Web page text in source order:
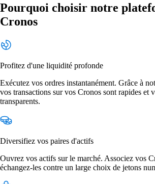
Pourquoi choisir notre
Cronos
Profitez d'une liquidité profonde
Exécutez vos ordres instantanément. Grâce à
vos transactions sur vos Cronos sont rapides et
transparents.
Diversifiez vos paires d'actifs
Ouvrez vos actifs sur le marché. Associez vos
échangez-les contre un large choix de jetons